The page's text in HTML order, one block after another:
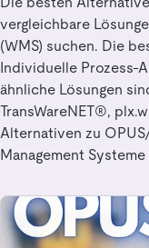
vergleichbare
(WMS) suchen. Die
Individuelle Prozess-
ähnliche Lösungen
TransWareNET®,
Alternativen zu
Management